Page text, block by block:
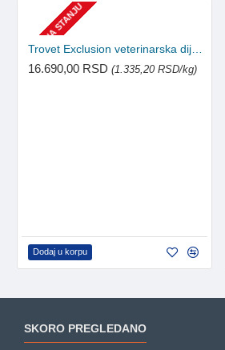
NEMA NA STANJU
16.690,00 RSD (1.335,20 RSD/kg)
Dodaj u korpu
SKORO PREGLEDANO